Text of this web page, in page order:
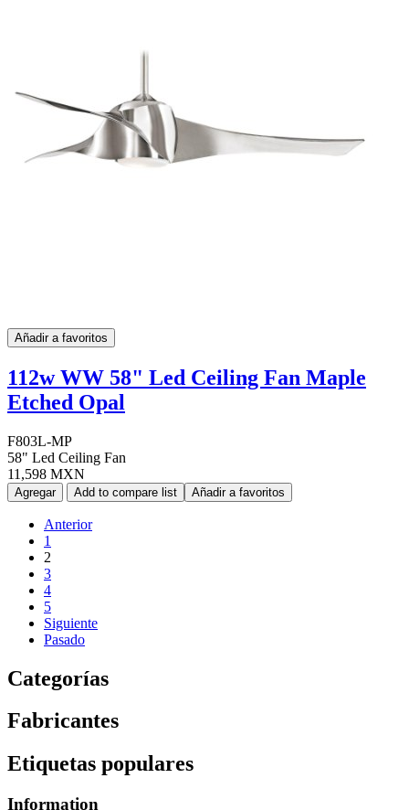
Añadir a favoritos
112w WW 58" Led Ceiling Fan Maple
Etched Opal
F803L-MP
58" Led Ceiling Fan
11,598 MXN
Agregar Add to compare list Añadir a favoritos
Anterior
1
2
3
4
5
Siguiente
Pasado
Categorías
Fabricantes
Etiquetas populares
Information